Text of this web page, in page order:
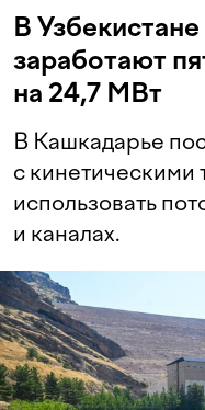
В
заработают
на 24,7 МВт
В Кашкадарье
с кинетическими
использовать
и каналах.